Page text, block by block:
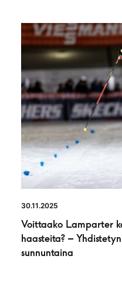
30.11.2025
Voittaako Lamparter
haasteita? –
sunnuntaina